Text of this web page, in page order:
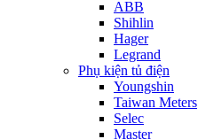
ABB
Shihlin
Hager
Legrand
Phụ kiện tủ điện
Youngshin
Taiwan Meters
Selec
Master